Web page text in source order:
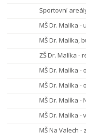
Sportovní
MŠ Dr. Malíka
MŠ Dr. Malíka,
ZŠ Dr. Malíka -
MŠ Dr. Malíka
MŠ Dr. Malíka
MŠ Dr. Malíka -
MŠ Dr. Malíka -
MŠ Na Valech